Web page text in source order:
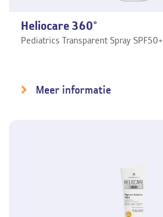
Heliocare 360°
Pediatrics Transparent Spray SPF50+
Meer informatie